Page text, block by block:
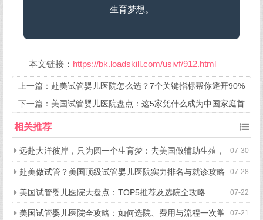
生育梦想。
本文链接： https://bk.loadskill.com/usivf/912.html
上一篇： 赴美试管婴儿医院怎么选？7个关键指标帮你避开90%
的坑
下一篇： 美国试管婴儿医院盘点：这5家凭什么成为中国家庭首
选？
相关推荐
07-30
远赴大洋彼岸，只为圆一个生育梦：去美国做辅助生殖，
究竟好在哪？ 07-28
赴美做试管？美国顶级试管婴儿医院实力排名与就诊攻略
07-22
美国试管婴儿医院大盘点：TOP5推荐及选院全攻略
07-21
美国试管婴儿医院全攻略：如何选院、费用与流程一次掌